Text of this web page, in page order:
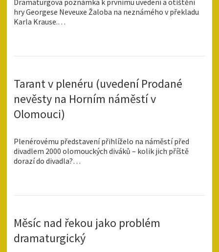
Dramaturgova poznámka k prvnímu uvedení a otištění
hry Georgese Neveuxe Žaloba na neznámého v překladu
Karla Krause.…
Tarant v plenéru (uvedení Prodané
nevěsty na Horním náměstí v
Olomouci)
Plenérovému představení přihlíželo na náměstí před
divadlem 2000 olomouckých diváků – kolik jich příště
dorazí do divadla?…
Měsíc nad řekou jako problém
dramaturgický